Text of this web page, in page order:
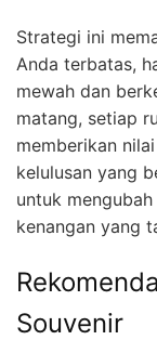
Strategi ini
Anda terbatas,
mewah dan
matang, setiap
memberikan
kelulusan yang
untuk
kenangan yang
Souvenir